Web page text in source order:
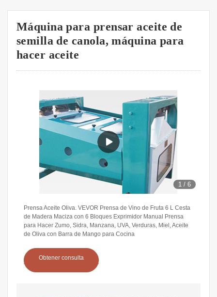
Máquina para prensar aceite de
semilla de canola, máquina para
hacer aceite
1 /6
Prensa Aceite Oliva. VEVOR Prensa de Vino de Fruta 6 L Cesta
de Madera Maciza con 6 Bloques Exprimidor Manual Prensa
para Hacer Zumo, Sidra, Manzana, UVA, Verduras, Miel, Aceite
de Oliva con Barra de Mango para Cocina
Obtener consulta